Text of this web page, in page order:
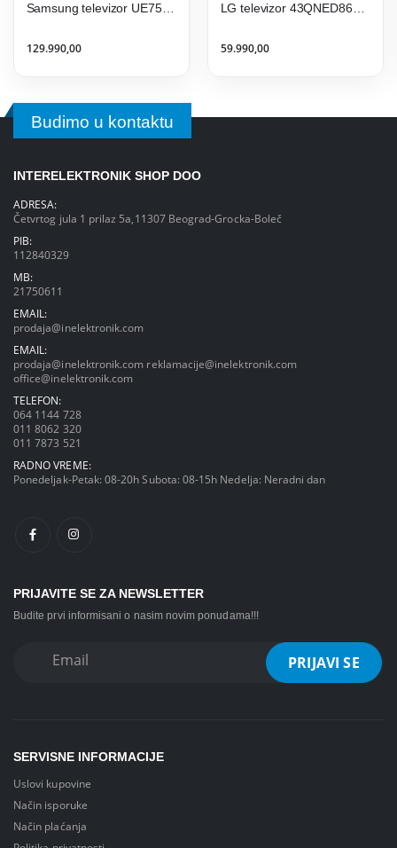
Samsung televizor UE75M80HAUXXH
129.990,00 59.990,00
Budimo u kontaktu
INTERELEKTRONIK SHOP DOO
ADRESA:
Četvrtog jula 1 prilaz 5a,11307 Beograd-Grocka-Boleč
PIB:
112840329
MB:
21750611
EMAIL:
prodaja@inelektronik.com
EMAIL:
prodaja@inelektronik.com reklamacije@inelektronik.com
office@inelektronik.com
TELEFON:
064 1144 728
011 8062 320
011 7873 521
RADNO VREME:
Ponedeljak-Petak: 08-20h Subota: 08-15h Nedelja: Neradni dan
PRIJAVITE SE ZA NEWSLETTER
Budite prvi informisani o nasim novim ponudama!!!
SERVISNE INFORMACIJE
Uslovi kupovine
Način isporuke
Način plaćanja